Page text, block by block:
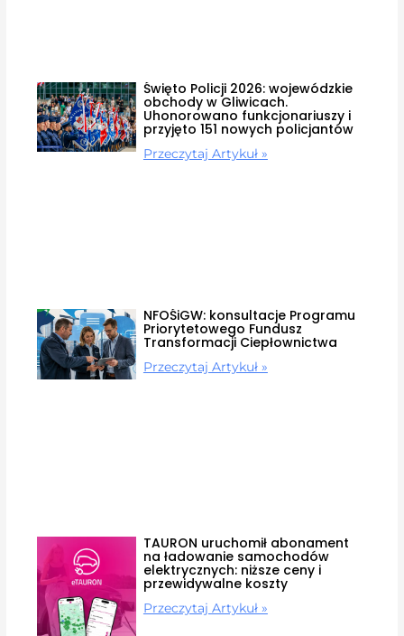
Święto Policji 2026: wojewódzkie
obchody w Gliwicach.
Uhonorowano funkcjonariuszy i
przyjęto 151 nowych policjantów
Przeczytaj Artykuł »
NFOŚiGW: konsultacje Programu
Priorytetowego Fundusz
Transformacji Ciepłownictwa
Przeczytaj Artykuł »
TAURON uruchomił abonament
na ładowanie samochodów
elektrycznych: niższe ceny i
przewidywalne koszty
Przeczytaj Artykuł »